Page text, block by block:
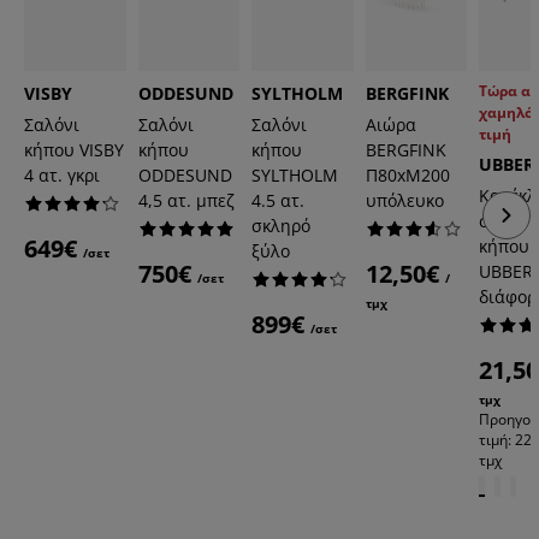
VISBY
Σαλόνι
κήπου VISBY
4 ατ. γκρι
649€ /σετ
ODDESUND
Σαλόνι
κήπου
ODDESUND
4,5 ατ. μπεζ
750€ /σετ
SYLTHOLM
Σαλόνι
κήπου
SYLTHOLM
4.5 ατ.
σκληρό
ξύλο
899€ /σετ
BERGFINK
Αιώρα
BERGFINK
Π80xΜ200
υπόλευκο
12,50€ /
τμχ
Τώρα
τιμή
κήπου
τμχ
τιμή:
τμχ